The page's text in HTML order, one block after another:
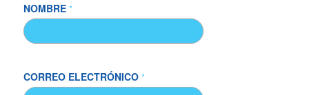
NOMBRE *
CORREO ELECTRÓNICO *